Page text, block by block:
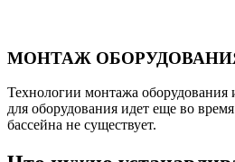
МОНТАЖ
Технологии монтажа оборудования
для оборудования идет еще во
бассейна не существует.